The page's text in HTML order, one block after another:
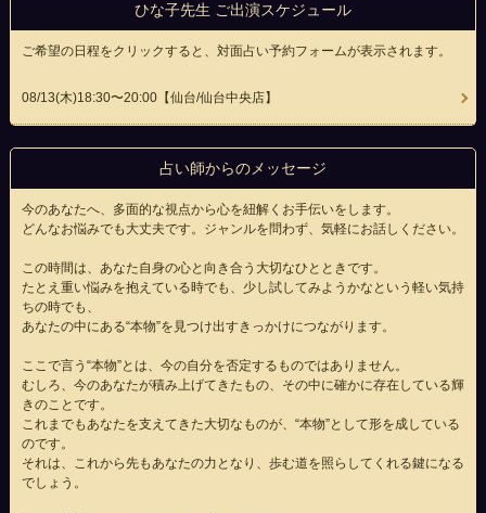
ひな子先生 ご出演スケジュール
ご希望の日程をクリックすると、対面占い予約フォームが表示されます。
08/13(木)18:30〜20:00【仙台/仙台中央店】
占い師からのメッセージ
今のあなたへ、多面的な視点から心を紐解くお手伝いをします。
どんなお悩みでも大丈夫です。ジャンルを問わず、気軽にお話しください。
この時間は、あなた自身の心と向き合う大切なひとときです。
たとえ重い悩みを抱えている時でも、少し試してみようかなという軽い気持
ちの時でも、
あなたの中にある“本物”を見つけ出すきっかけにつながります。
ここで言う“本物”とは、今の自分を否定するものではありません。
むしろ、今のあなたが積み上げてきたもの、その中に確かに存在している輝
きのことです。
これまでもあなたを支えてきた大切なものが、“本物”として形を成している
のです。
それは、これから先もあなたの力となり、歩む道を照らしてくれる鍵になる
でしょう。